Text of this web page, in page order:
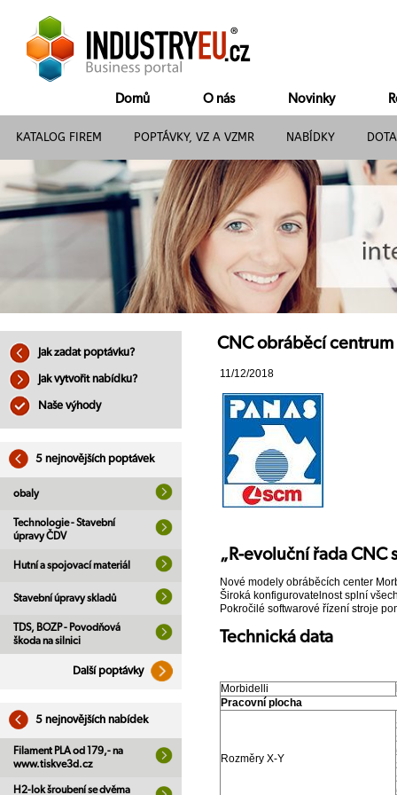
Domů O nás Novinky
KATALOG FIREM POPTÁVKY, VZ A VZMR NABÍDKY
Jak zadat poptávku?
Jak vytvořit nabídku?
Naše výhody
5 nejnovějších poptávek
obaly
Technologie - Stavební
úpravy ČDV
Hutní a spojovací materiál
Stavební úpravy skladů
TDS, BOZP - Povodňová
škoda na silnici
Další poptávky
5 nejnovějších nabídek
Filament PLA od 179,- na
www.tiskve3d.cz
H2-lok šroubení se dvěma
CNC obráběcí
11/12/2018
„R-evoluční řada CNC
Nové modely obráběcích center
Široká konfigurovatelnost splní
Pokročilé softwarové řízení stroje
Technická data
Morbidelli
Pracovní plocha
Rozměry X-Y